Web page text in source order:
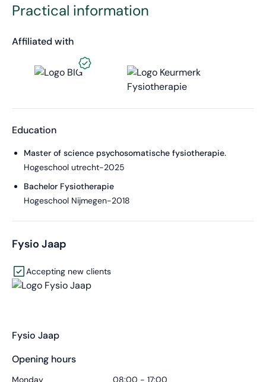
Practical information
Affiliated with
Education
Master of science psychosomatische fysiotherapie.
Hogeschool utrecht-2025
Bachelor Fysiotherapie
Hogeschool Nijmegen-2018
Fysio Jaap
Accepting new clients
Fysio Jaap
Opening hours
Monday
08:00 - 17:00